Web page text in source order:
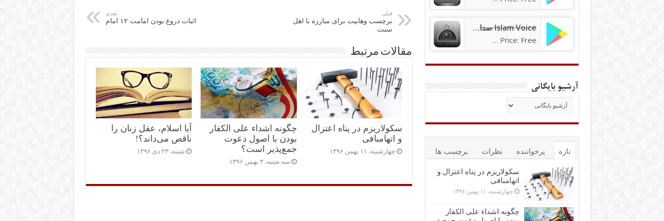
ok
pp in
گذ
ی
قبلی
برچسب وهابیت برای مبارزه با اهل
سنت
بعدی
اثبات دروغ بودن امامت ۱۲ امام
مقالات مرتبط
سکولاریزم در پناه اعتزال
و اتهام‎بافی
چهارشنبه، ۱۱ بهمن ۱۳۹۶
چگونه اشداء علی الکفار
بودن با اصول دعوت
جمع‌پذیر است؟
سه شنبه، ۳ بهمن ۱۳۹۶
آیا اسلام، عقل زنان را
ناقص می‌داند؟!
شنبه، ۲۳ دی ۱۳۹۶
Islam Voice صدای اسلام
Price: Free
آرشیو بایگانی
تازه پرخواننده نظرات برچسب ها
سکولاریزم در پناه اعتزال و
اتهام‎بافی
چهارشنبه، ۱۱ بهمن ۱۳۹۶
چگونه اشداء علی الکفار